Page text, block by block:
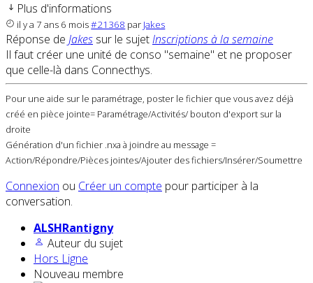
Plus d'informations
il y a 7 ans 6 mois#21368 par Jakes
Réponse de Jakes sur le sujetInscriptions à la semaine
Il faut créer une unité de conso "semaine" et ne proposer
que celle-là dans Connecthys.
Pour une aide sur le paramétrage, poster le fichier que vous avez déjà
créé en pièce jointe= Paramétrage/Activités/ bouton d'export sur la
droite
Génération d'un fichier .nxa à joindre au message =
Action/Répondre/Pièces jointes/Ajouter des fichiers/Insérer/Soumettre
Connexion ou Créer un compte pour participer à la
conversation.
ALSHRantigny
Auteur du sujet
Hors Ligne
Nouveau membre